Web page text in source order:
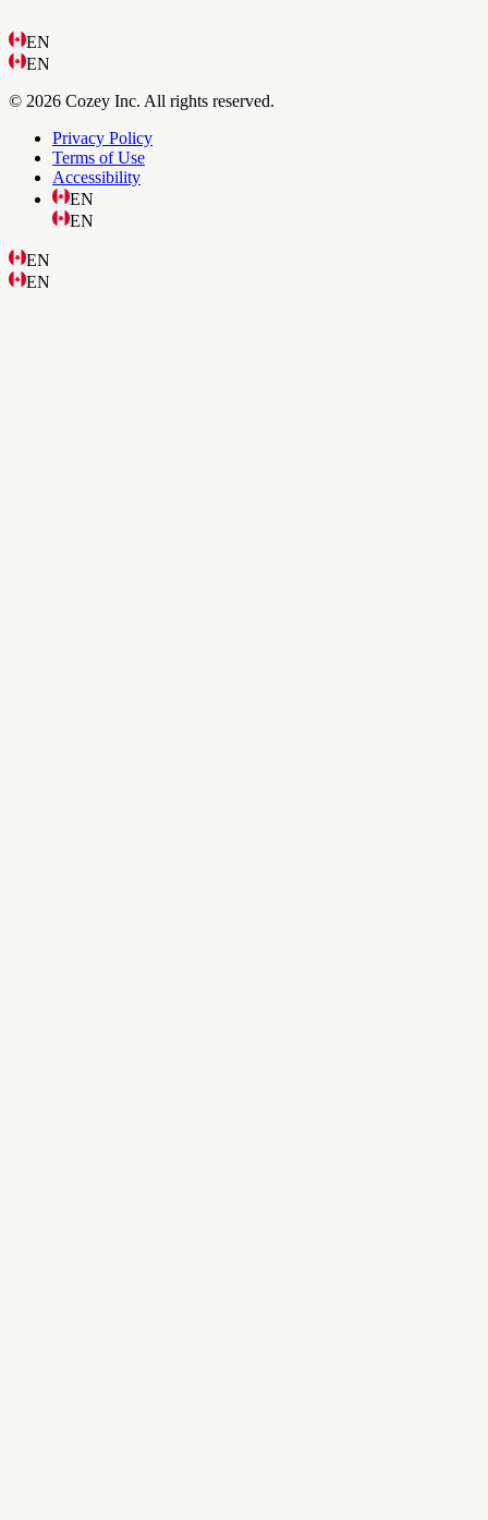
EN
EN
© 2026 Cozey Inc. All rights reserved.
Privacy Policy
Terms of Use
Accessibility
EN
EN
EN
EN